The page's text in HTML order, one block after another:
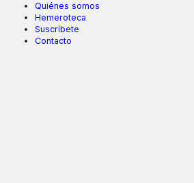
Quiénes somos
Hemeroteca
Suscríbete
Contacto